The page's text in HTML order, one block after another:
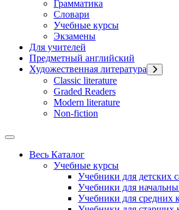
Грамматика
Словари
Учебные курсы
Экзамены
Для учителей
Предметный английский
Художественная литература
Classic literature
Graded Readers
Modern literature
Non-fiction
Весь Каталог
Учебные курсы
Учебники для детских
Учебники для
Учебники для средних